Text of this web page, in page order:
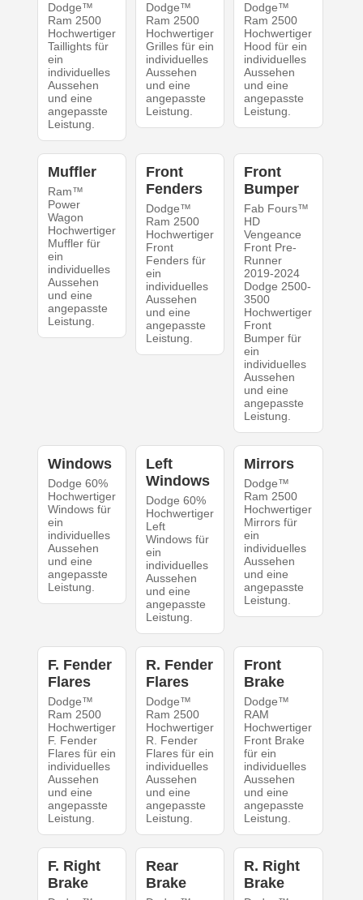
Dodge™
Ram 2500
Hochwertiger
Taillights für
ein
individuelles
Aussehen
und eine
angepasste
Leistung.
Dodge™
Ram 2500
Hochwertiger
Grilles für ein
individuelles
Aussehen
und eine
angepasste
Leistung.
Dodge™
Ram 2500
Hochwertiger
Hood für ein
individuelles
Aussehen
und eine
angepasste
Leistung.
Muffler
Ram™
Power
Wagon
Hochwertiger
Muffler für
ein
individuelles
Aussehen
und eine
angepasste
Leistung.
Front
Fenders
Dodge™
Ram 2500
Hochwertiger
Front
Fenders für
ein
individuelles
Aussehen
und eine
angepasste
Leistung.
Front
Bumper
Fab Fours™
HD
Vengeance
Front Pre-
Runner
2019-2024
Dodge 2500-
3500
Hochwertiger
Front
Bumper für
ein
individuelles
Aussehen
und eine
angepasste
Leistung.
Windows
Dodge 60%
Hochwertiger
Windows für
ein
individuelles
Aussehen
und eine
angepasste
Leistung.
Left
Windows
Dodge 60%
Hochwertiger
Left
Windows für
ein
individuelles
Aussehen
und eine
angepasste
Leistung.
Mirrors
Dodge™
Ram 2500
Hochwertiger
Mirrors für
ein
individuelles
Aussehen
und eine
angepasste
Leistung.
F. Fender
Flares
Dodge™
Ram 2500
Hochwertiger
F. Fender
Flares für ein
individuelles
Aussehen
und eine
angepasste
Leistung.
R. Fender
Flares
Dodge™
Ram 2500
Hochwertiger
R. Fender
Flares für ein
individuelles
Aussehen
und eine
angepasste
Leistung.
Front
Brake
Dodge™
RAM
Hochwertiger
Front Brake
für ein
individuelles
Aussehen
und eine
angepasste
Leistung.
F. Right
Brake
Rear
Brake
R. Right
Brake